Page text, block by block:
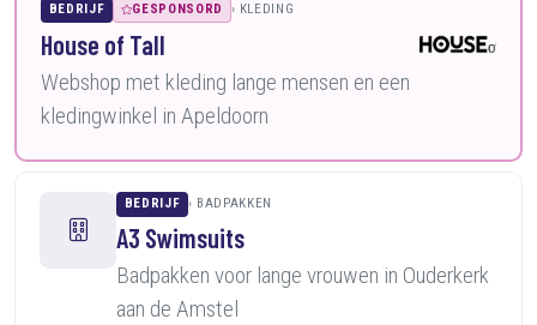
BEDRIJF GESPONSORD KLEDING
House of Tall
Webshop met kleding lange mensen en een
kledingwinkel in Apeldoorn
BEDRIJF BADPAKKEN
A3 Swimsuits
Badpakken voor lange vrouwen in Ouderkerk
aan de Amstel